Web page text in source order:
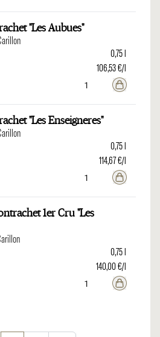
"Les Aubues"
0,75 l
106,53 €/l
"Les Enseigneres"
0,75 l
114,67 €/l
1er Cru "Les
0,75 l
140,00 €/l